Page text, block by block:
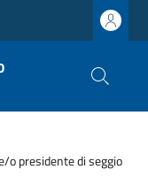
o presidente di seggio